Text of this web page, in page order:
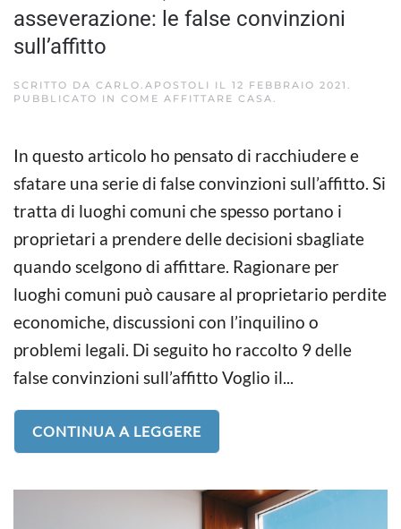
asseverazione: le false convinzioni
sull’affitto
SCRITTO DA CARLO.APOSTOLI IL 12 FEBBRAIO 2021 .
PUBBLICATO IN COME AFFITTARE CASA.
In questo articolo ho pensato di racchiudere e
sfatare una serie di false convinzioni sull’affitto. Si
tratta di luoghi comuni che spesso portano i
proprietari a prendere delle decisioni sbagliate
quando scelgono di affittare. Ragionare per
luoghi comuni può causare al proprietario perdite
economiche, discussioni con l’inquilino o
problemi legali. Di seguito ho raccolto 9 delle
false convinzioni sull’affitto Voglio il...
CONTINUA A LEGGERE